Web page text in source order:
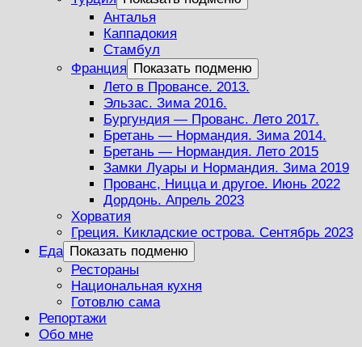
Анталья
Каппадокия
Стамбул
Франция Показать подменю
Лето в Провансе. 2013.
Эльзас. Зима 2016.
Бургундия — Прованс. Лето 2017.
Бретань — Нормандия. Зима 2014.
Бретань — Нормандия. Лето 2015
Замки Луары и Нормандия. Зима 2019
Прованс, Ницца и другое. Июнь 2022
Дордонь. Апрель 2023
Хорватия
Греция. Кикладские острова. Сентябрь 2023
Еда Показать подменю
Рестораны
Национальная кухня
Готовлю сама
Репортажи
Обо мне